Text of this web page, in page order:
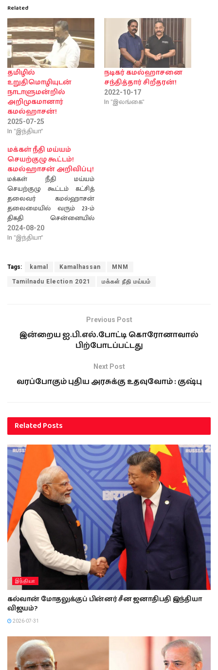
Related
தமிழில்
உறுதிமொழியுடன்
நாடாளுமன்றில்
அறிமுகமானார்
கமல்ஹாசன்!
2025-07-25
In "இந்தியா"
நடிகர் கமல்ஹாசனை
சந்தித்தார் சிறீதரன்!
2022-10-17
In "இலங்கை"
மக்கள் நீதி மய்யம்
செயற்குழு கூட்டம்!
கமல்ஹாசன் அறிவிப்பு!
மக்கள் நீதி மய்யம்
செயற்குழு கூட்டம் கட்சித்
தலைவர் கமல்ஹாசன்
தலைமையில் வரும் 23-ம்
திகதி சென்னையில்
நடைபெறும் என அக்கட்சி
அறிவித்துள்ளது. கூட்டத்தில்
ஆலோசிக்கப்படவுள்ளதுடன்
கட்சியை அடுத்த
கட்டத்துக்கு எடுத்துச்
குறிப்பாக வரவிருக்கும்
உள்ளாட்சித் தேர்தலுக்கு
கட்சியை தயார்படுத்துவது
அறிவுறுத்தல்களை கட்சித்
வழங்கவுள்ளமையும்
2024-08-20
In "இந்தியா"
Tags: kamal Kamalhassan MNM
Tamilnadu Election 2021 மக்கள் நீதி மய்யம்
Previous Post
இன்றைய ஐ.பி.எல்.போட்டி கொரோனாவால்
பிற்போடப்பட்டது
Next Post
வரப்போகும் புதிய அரசுக்கு உதவுவோம் : குஷ்பு
RelatedPosts
இந்தியா
கல்வான் மோதலுக்குப் பின்னர் சீன ஜனாதிபதி இந்தியா
விஜயம்?
2026-07-31